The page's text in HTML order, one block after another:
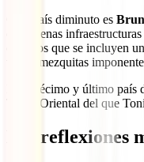
Otro país diminuto es
con buenas
entre los que se incluyen
varias mezquitas
El undécimo y último país
Timor Oriental del que
Las reflexiones